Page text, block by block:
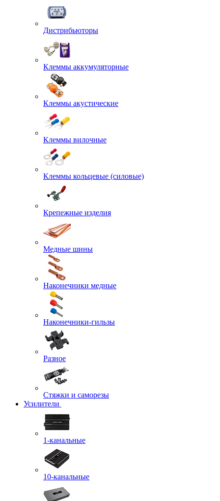
Дистрибьюторы
Клеммы аккумуляторные
Клеммы акустические
Клеммы вилочные
Клеммы кольцевые (силовые)
Крепежные изделия
Медные шины
Наконечники медные
Наконечники-гильзы
Разное
Стяжки и саморезы
Усилители
1-канальные
10-канальные